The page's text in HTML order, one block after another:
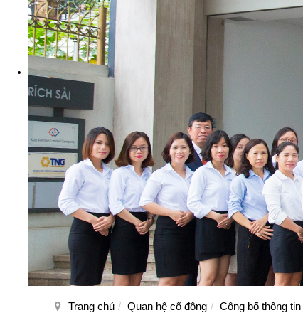
Trang chủ Quan hệ cổ đông Công bố thông tin